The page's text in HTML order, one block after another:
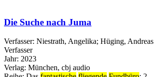
Die Suche nach Juma
Verfasser: Niestrath, Angelika; Hüging, Andreas
Verfasser
Jahr: 2023
Verlag: München, cbj audio